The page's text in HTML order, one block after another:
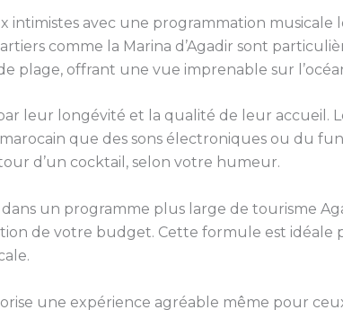
intimistes avec une programmation musicale
comme la Marina d’Agadir sont
plage, offrant une vue imprenable sur
leur longévité et la qualité de leur accueil.
que des sons électroniques ou du
d’un cocktail, selon votre humeur.
un programme plus large de tourisme
de votre budget. Cette formule est idéale
une expérience agréable même pour